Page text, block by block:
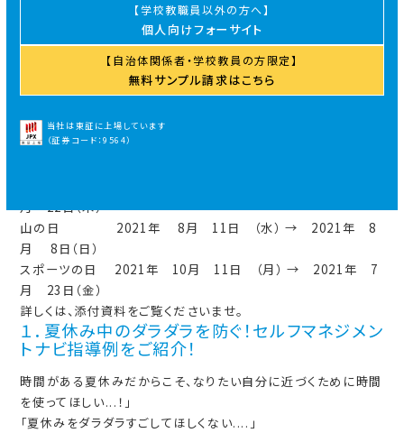
学校教職員以外の方へ
個人向けフォーサイト
自治体関係者・学校教員の方限定
無料サンプル請求はこちら
当社は東証に上場しています
（証券コード：9564）
サイト手帳』訂正のお知らせ
変更前
月 22日（木）
山の日
2021年 8月 11日 （水） → 2021年 8
月 8日（日）
スポーツの日
2021年 10月 11日 （月） → 2021年 7
月 23日（金）
詳しくは、添付資料をご覧くださいませ。
１． 夏休み中のダラダラを防ぐ！セルフマネジメン
トナビ指導例をご紹介！
時間がある夏休みだからこそ、なりたい自分に近づくために時間
を使ってほしい...！」
「夏休みをダラダラすごしてほしくない....」